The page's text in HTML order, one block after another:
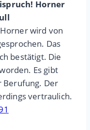
Horner
wird von
Das
bestätigt. Die
Es gibt
Berufung. Der
vertraulich.